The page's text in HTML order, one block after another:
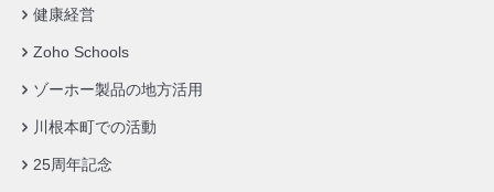
健康経営
Zoho Schools
ゾーホー製品の地方活用
川根本町での活動
25周年記念